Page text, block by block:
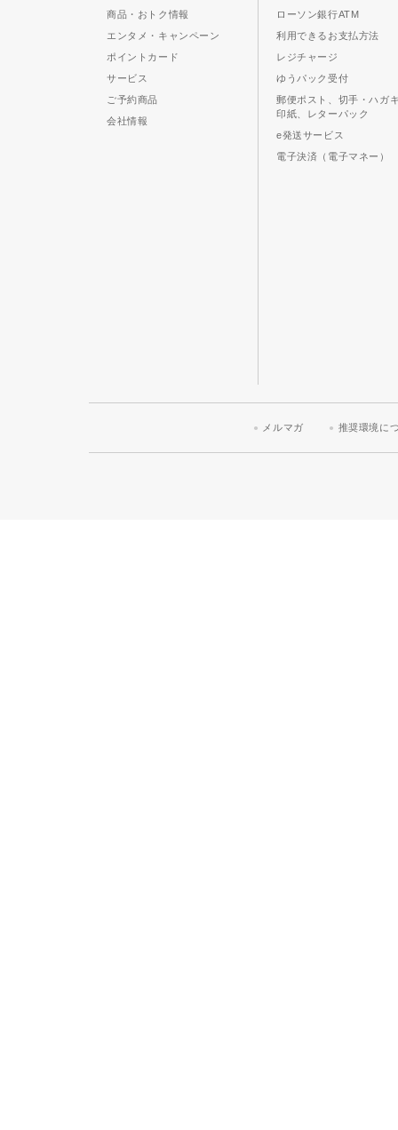
商品・おトク情報
エンタメ・キャンペーン
ポイントカード
サービス
ご予約商品
会社情報
ローソン銀行ATM
利用できるお支払方法
レジチャージ
ゆうパック受付
郵便ポスト、切手・ハガ
印紙、レターパック
e発送サービス
電子決済（電子マネー）
メルマガ 推奨環境に